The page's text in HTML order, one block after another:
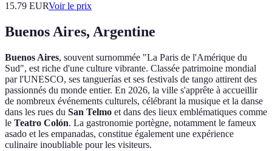
15.79 EURVoir le prix
Buenos Aires, Argentine
Buenos Aires, souvent surnommée "La Paris de l'Amérique du
Sud", est riche d'une culture vibrante. Classée patrimoine mondial
par l'UNESCO, ses tanguerías et ses festivals de tango attirent des
passionnés du monde entier. En 2026, la ville s'apprête à accueillir
de nombreux événements culturels, célébrant la musique et la danse
dans les rues du San Telmo et dans des lieux emblématiques comme
le Teatro Colón. La gastronomie portègne, notamment le fameux
asado et les empanadas, constitue également une expérience
culinaire inoubliable pour les visiteurs.